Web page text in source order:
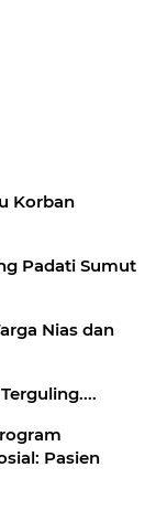
Padati Sumut
Nias dan
Pasien